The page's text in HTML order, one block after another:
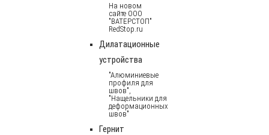
На новом
сайте ООО
"ВАТЕРСТОП"
RedStop.ru
Дилатационные
устройства
"Алюминиевые
профиля для
швов",
"Нащельники для
деформационных
швов"
Гернит